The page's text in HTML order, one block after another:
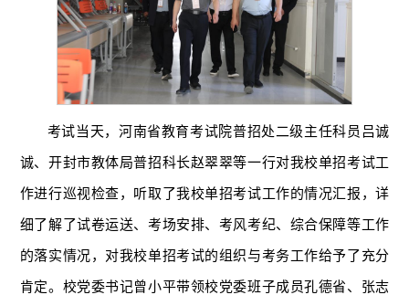
考试当天，河南省教育考试院普招处二级主任科员吕诚
诚、开封市教体局普招科长赵翠翠等一行对我校单招考试工
作进行巡视检查，听取了我校单招考试工作的情况汇报，详
细了解了试卷运送、考场安排、考风考纪、综合保障等工作
的落实情况，对我校单招考试的组织与考务工作给予了充分
肯定。校党委书记曾小平带领校党委班子成员孔德省、张志